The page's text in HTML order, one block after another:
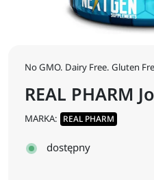
No GMO. Dairy Free. Gluten
REAL PHARM
MARKA: REAL PHARM
dostępny